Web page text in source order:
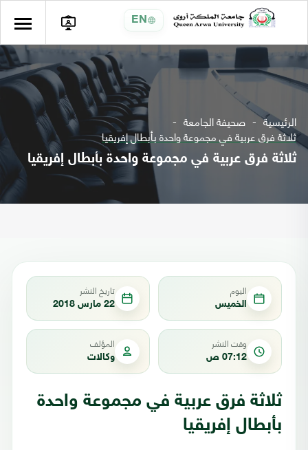
EN
الرئيسية صحيفة الجامعة
ثلاثة فرق عربية في مجموعة واحدة بأبطال إفريقيا
ثلاثة فرق عربية في مجموعة واحدة بأبطال إفريقيا
اليوم
الخميس
تاريخ النشر
22 مارس 2018
وقت النشر
07:12 ص
المؤلف
وكالات
ثلاثة فرق عربية في مجموعة واحدة
بأبطال إفريقيا